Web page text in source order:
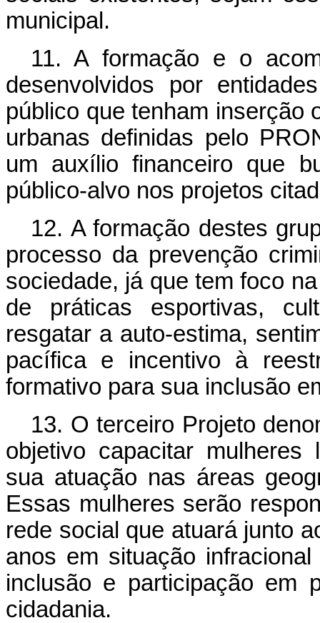
municipal.
11. A formação e o
desenvolvidos por
público que tenham inserção
urbanas definidas pelo
um auxílio financeiro que
público-alvo nos projetos
12. A formação destes
processo da prevenção
sociedade, já que tem foco
de práticas esportivas,
resgatar a auto-estima,
pacífica e incentivo à
formativo para sua inclusão
13. O terceiro Projeto
objetivo capacitar mulheres
sua atuação nas áreas
Essas mulheres serão
rede social que atuará junto
anos em situação
inclusão e participação em
cidadania.